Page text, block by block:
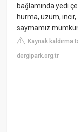
bağlamında yedi
hurma, üzüm,
saymamız
Kaynak kaldırma
dergipark.org.tr